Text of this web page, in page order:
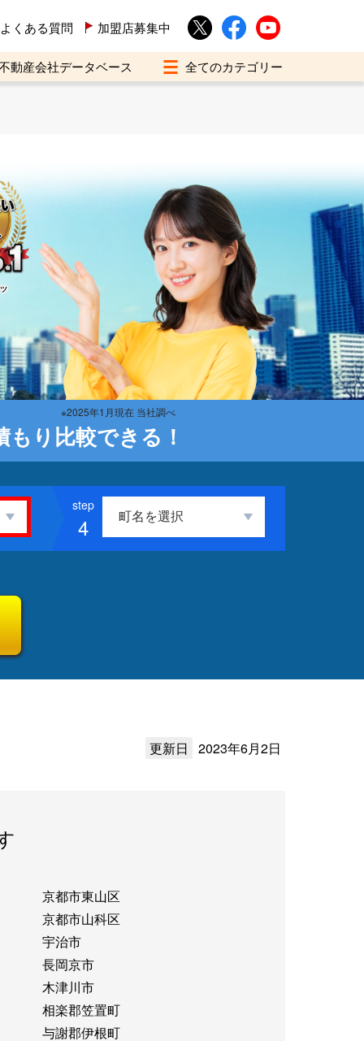
よくある質問 加盟店募集中
動産会社データベース
り比較できる！
※2025年1月現在 当社調べ
4
更新日 2023年6月2日
京都市東山区
京都市山科区
宇治市
長岡京市
木津川市
相楽郡笠置町
与謝郡伊根町